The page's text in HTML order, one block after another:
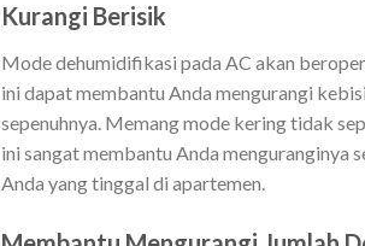
Kurangi Berisik
Mode dehumidifikasi pada AC akan
ini dapat membantu Anda mengurangi
sepenuhnya. Memang mode kering tidak
ini sangat membantu Anda menguranginya
Anda yang tinggal di apartemen.